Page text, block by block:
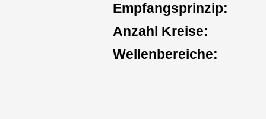
Empfangsprinzip:
Anzahl Kreise:
Wellenbereiche: